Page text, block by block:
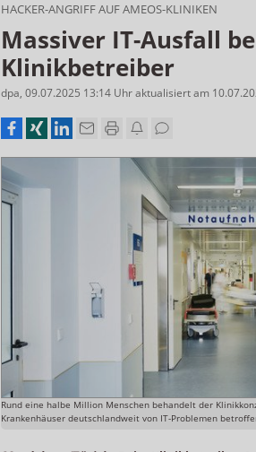
HACKER-ANGRIFF AUF AMEOS-KLINIKEN
Massiver IT-Ausfall
Klinikbetreiber
dpa, 09.07.2025 13:14 Uhraktualisiert am
Rund eine halbe Million Menschen behandelt der
Krankenhäuser deutschlandweit von IT-Problemen